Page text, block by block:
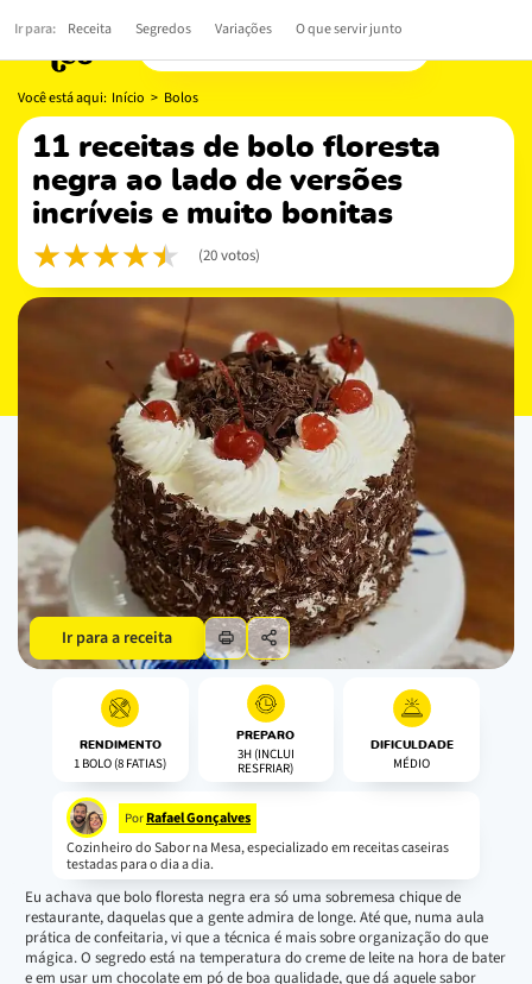
Você está aqui: Início > Bolos
11 receitas de bolo floresta
negra ao lado de versões
incríveis e muito bonitas
(20 votos)
Ir para a receita
RENDIMENTO
1 BOLO (8 FATIAS)
PREPARO
3H (INCLUI
RESFRIAR)
DIFICULDADE
MÉDIO
Por Rafael Gonçalves
Cozinheiro do Sabor na Mesa, especializado em receitas caseiras
testadas para o dia a dia.
Eu achava que bolo floresta negra era só uma sobremesa chique de
restaurante, daquelas que a gente admira de longe. Até que, numa aula
prática de confeitaria, vi que a técnica é mais sobre organização do que
mágica. O segredo está na temperatura do creme de leite na hora de bater
e em usar um chocolate em pó de boa qualidade, que dá aquele sabor
Ir para: Receita Segredos Variações O que servir junto